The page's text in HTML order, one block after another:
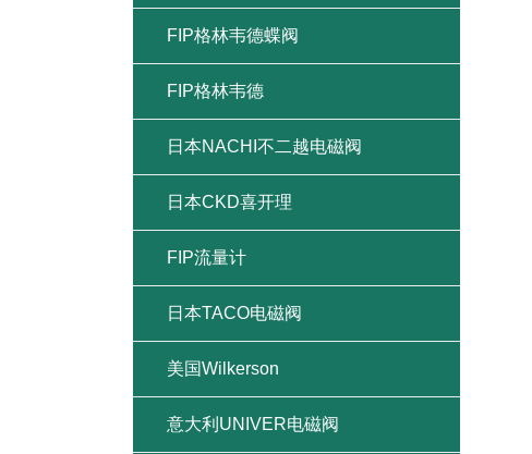
FIP格林韦德蝶阀
FIP格林韦德
日本NACHI不二越电磁阀
日本CKD喜开理
FIP流量计
日本TACO电磁阀
美国Wilkerson
意大利UNIVER电磁阀